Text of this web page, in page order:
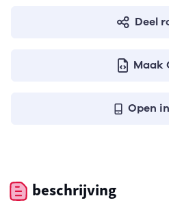
Deel
Maak
Open
beschrijving